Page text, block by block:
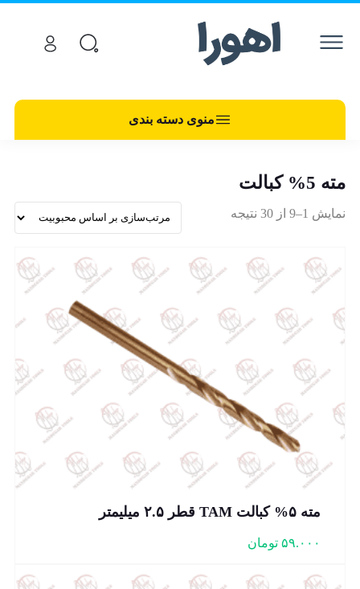
منوی دسته بندی
مته 5% کبالت
نمایش 1–9 از 30 نتیجه
مته ۵% کبالت TAM قطر ۲.۵ میلیمتر
۵۹.۰۰۰ تومان